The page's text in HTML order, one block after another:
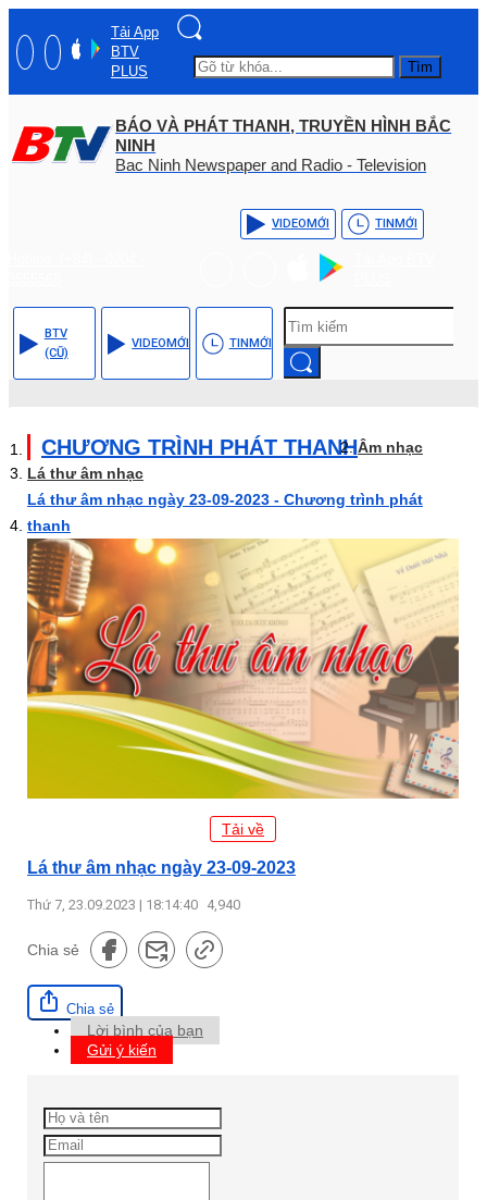
Tải App
BTV
PLUS
Tìm
BÁO VÀ PHÁT THANH, TRUYỀN HÌNH BẮC
NINH
Bac Ninh Newspaper and Radio - Television
VIDEOMỚI TINMỚI
BTV
(CŨ)
VIDEOMỚI TINMỚI
CHƯƠNG TRÌNH PHÁT THANHÂm nhạc
Lá thư âm nhạc
Lá thư âm nhạc ngày 23-09-2023 - Chương trình phát
thanh
Tải về
Lá thư âm nhạc ngày 23-09-2023
Thứ 7, 23.09.2023 | 18:14:40 4,940
Chia sẻ
Chia sẻ
Lời bình của bạn
Gửi ý kiến